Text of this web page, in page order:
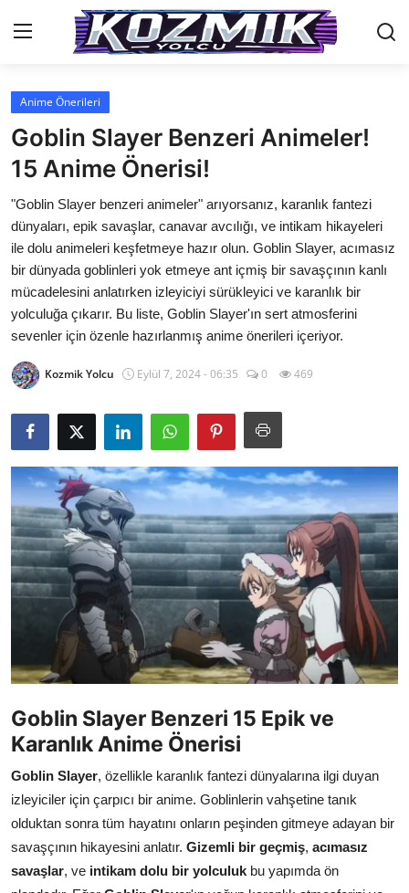
Anasayfa
Genel
İletişim
Anime Önerileri
Kore Dünyası
Anime Karakterleri
Anime
Testler
Anime Önerileri
Goblin Slayer Benzeri Animeler!
15 Anime Önerisi!
"Goblin Slayer benzeri animeler" arıyorsanız, karanlık fantezi
dünyaları, epik savaşlar, canavar avcılığı, ve intikam hikayeleri
ile dolu animeleri keşfetmeye hazır olun. Goblin Slayer, acımasız
bir dünyada goblinleri yok etmeye ant içmiş bir savaşçının kanlı
mücadelesini anlatırken izleyiciyi sürükleyici ve karanlık bir
yolculuğa çıkarır. Bu liste, Goblin Slayer'ın sert atmosferini
sevenler için özenle hazırlanmış anime önerileri içeriyor.
Kozmik Yolcu Eylül 7, 2024 - 06:35 0 469
Goblin Slayer Benzeri 15 Epik ve
Karanlık Anime Önerisi
Goblin Slayer, özellikle karanlık fantezi dünyalarına ilgi duyan
izleyiciler için çarpıcı bir anime. Goblinlerin vahşetine tanık
olduktan sonra tüm hayatını onların peşinden gitmeye adayan bir
savaşçının hikayesini anlatır. Gizemli bir geçmiş, acımasız
savaşlar, ve intikam dolu bir yolculuk bu yapımda ön